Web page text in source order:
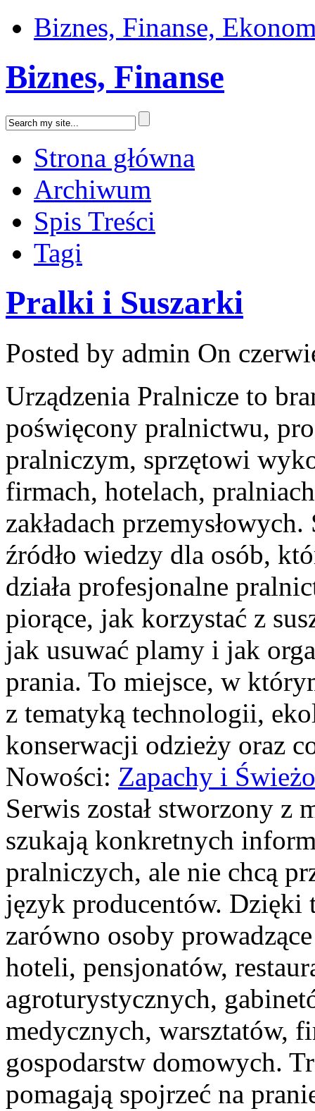
Biznes, Finanse,
Biznes, Finanse
Strona główna
Archiwum
Spis Treści
Tagi
Pralki i Suszarki
Posted by admin On
Urządzenia Pralnicze to
poświęcony pralnictwu,
pralniczym, sprzętowi
firmach, hotelach,
zakładach
źródło wiedzy dla osób,
działa profesjonalne
piorące, jak korzystać z
jak usuwać plamy i jak
prania. To miejsce, w
z tematyką technologii,
konserwacji odzieży oraz
Nowości: Zapachy i
Serwis został stworzony z
szukają konkretnych
pralniczych, ale nie chcą
język producentów. Dzięki
zarówno osoby
hoteli, pensjonatów,
agroturystycznych,
medycznych, warsztatów,
gospodarstw domowych.
pomagają spojrzeć na